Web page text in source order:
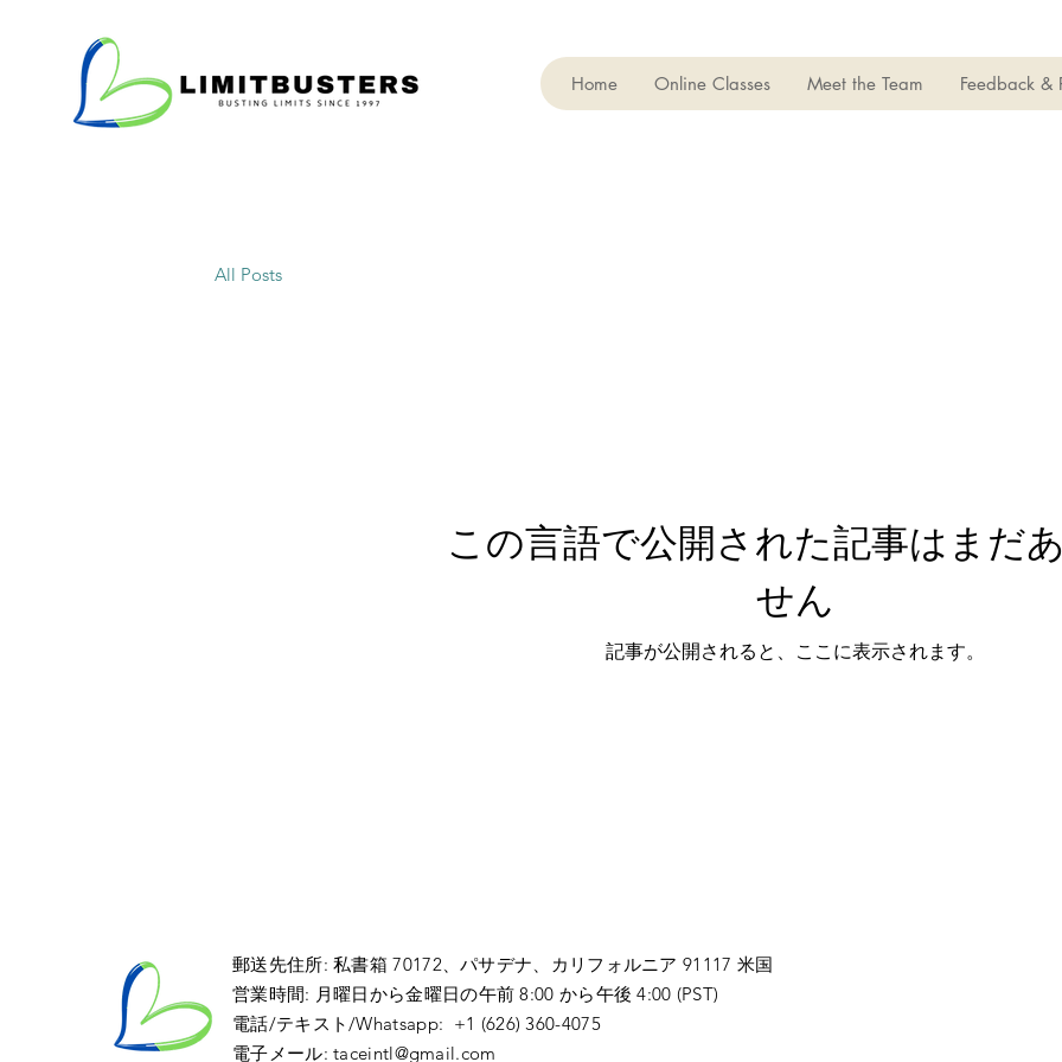
Home Online Classes Meet the Team Feedback &
All Posts
この言語で公開された記事はまだ
せん
記事が公開されると、ここに表示されます。
郵送先住所: 私書箱 70172、パサデナ、
カリフォルニア 91117 米国
営業時間: 月曜日から金曜日の午前 8:00 から午後 4:00 (PST)
電話/テキスト/Whatsapp: +1 (626) 360-4075​
電子メール: taceintl@gmail.com